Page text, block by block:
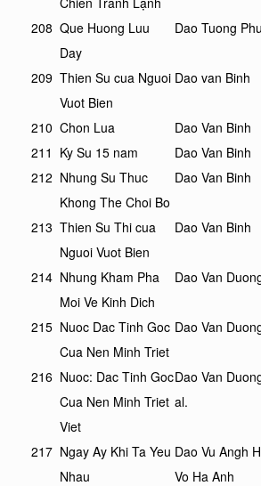
208 Que Huong Luu
Day
Dao Tuong
209 Thien Su cua Nguoi
Vuot Bien
Dao van Binh
210 Chon Lua Dao Van Binh
211 Ky Su 15 nam Dao Van Binh
212 Nhung Su Thuc
Khong The Choi Bo
Dao Van Binh
213 Thien Su Thi cua
Nguoi Vuot Bien
Dao Van Binh
214 Nhung Kham Pha
Moi Ve Kinh Dich
Dao Van
215 Nuoc Dac Tinh Goc
Cua Nen Minh Triet
Dao Van
216 Nuoc: Dac Tinh Goc
Cua Nen Minh Triet
Viet
Dao Van
al.
217 Ngay Ay Khi Ta Yeu
Nhau
Dao Vu Angh
Vo Ha Anh